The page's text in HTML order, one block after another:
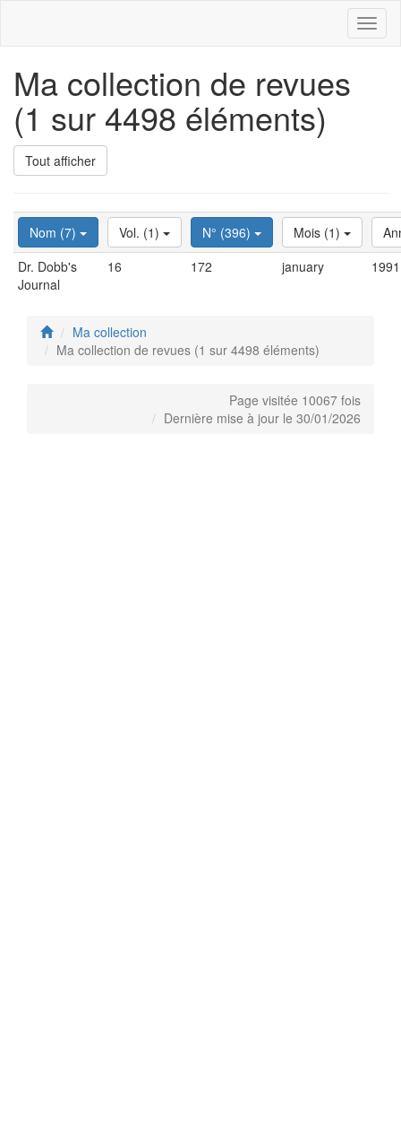
Ma collection de revues
(1 sur 4498 éléments)
Tout afficher
Nom (7) Vol. (1) N° (396) Mois (1)
Dr. Dobb's
Journal
16 172 january 1991
Ma collection
Ma collection de revues (1 sur 4498 éléments)
Page visitée 10067 fois
Dernière mise à jour le 30/01/2026